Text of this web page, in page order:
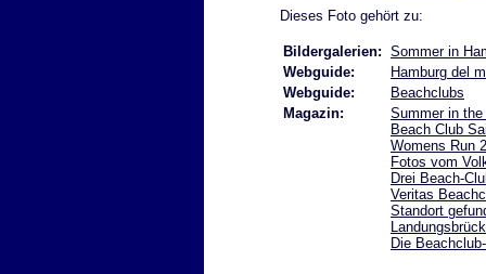
Dieses Foto gehört zu:
Bildergalerien: Sommer in
Webguide:
Hamburg del
Webguide:
Beachclubs
Magazin:
Summer in
Beach Club
Womens Run
Fotos vom
Drei Beach-
Veritas
Standort
Die